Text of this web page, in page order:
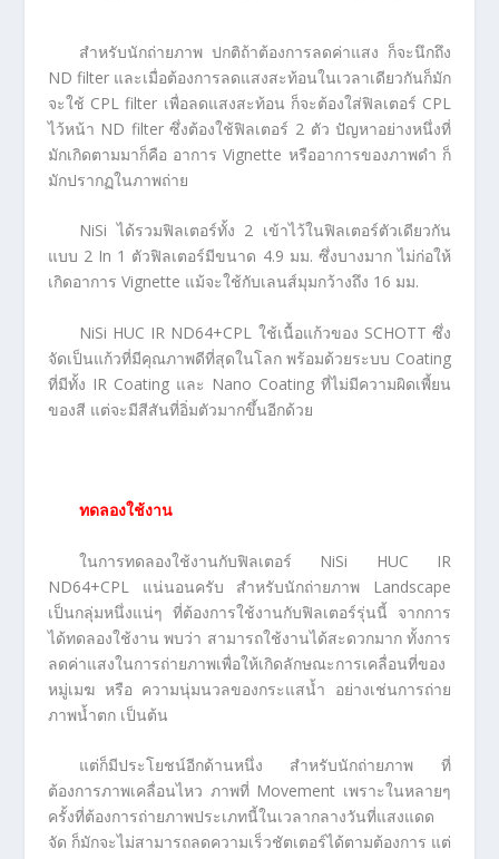
สำหรับนักถ่ายภาพ ปกติถ้าต้องการลดค่าแสง ก็จะนึกถึง
ND filter และเมื่อต้องการลดแสงสะท้อนในเวลาเดียวกันก็มัก
จะใช้ CPL filter เพื่อลดแสงสะท้อน ก็จะต้องใส่ฟิลเตอร์ CPL
ไว้หน้า ND filter ซึ่งต้องใช้ฟิลเตอร์ 2 ตัว ปัญหาอย่างหนึ่งที่
มักเกิดตามมาก็คือ อาการ Vignette หรืออาการของภาพดำ ก็
มักปรากฏในภาพถ่าย
NiSi ได้รวมฟิลเตอร์ทั้ง 2 เข้าไว้ในฟิลเตอร์ตัวเดียวกัน
แบบ 2 In 1 ตัวฟิลเตอร์มีขนาด 4.9 มม. ซึ่งบางมาก ไม่ก่อให้
เกิดอาการ Vignette แม้จะใช้กับเลนส์มุมกว้างถึง 16 มม.
NiSi HUC IR ND64+CPL ใช้เนื้อแก้วของ SCHOTT ซึ่ง
จัดเป็นแก้วที่มีคุณภาพดีที่สุดในโลก พร้อมด้วยระบบ Coating
ที่มีทั้ง IR Coating และ Nano Coating ที่ไม่มีความผิดเพี้ยน
ของสี แต่จะมีสีสันที่อิ่มตัวมากขึ้นอีกด้วย
ทดลองใช้งาน
ในการทดลองใช้งานกับฟิลเตอร์ NiSi HUC IR
ND64+CPL แน่นอนครับ สำหรับนักถ่ายภาพ Landscape
เป็นกลุ่มหนึ่งแน่ๆ ที่ต้องการใช้งานกับฟิลเตอร์รุ่นนี้ จากการ
ได้ทดลองใช้งาน พบว่า สามารถใช้งานได้สะดวกมาก ทั้งการ
ลดค่าแสงในการถ่ายภาพเพื่อให้เกิดลักษณะการเคลื่อนที่ของ
หมู่เมฆ หรือ ความนุ่มนวลของกระแสน้ำ อย่างเช่นการถ่าย
ภาพน้ำตก เป็นต้น
แต่ก็มีประโยชน์อีกด้านหนึ่ง สำหรับนักถ่ายภาพ ที่
ต้องการภาพเคลื่อนไหว ภาพที่ Movement เพราะในหลายๆ
ครั้งที่ต้องการถ่ายภาพประเภทนี้ในเวลากลางวันที่แสงแดด
จัด ก็มักจะไม่สามารถลดความเร็วชัตเตอร์ได้ตามต้องการ แต่